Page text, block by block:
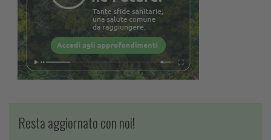
Resta aggiornato con noi!